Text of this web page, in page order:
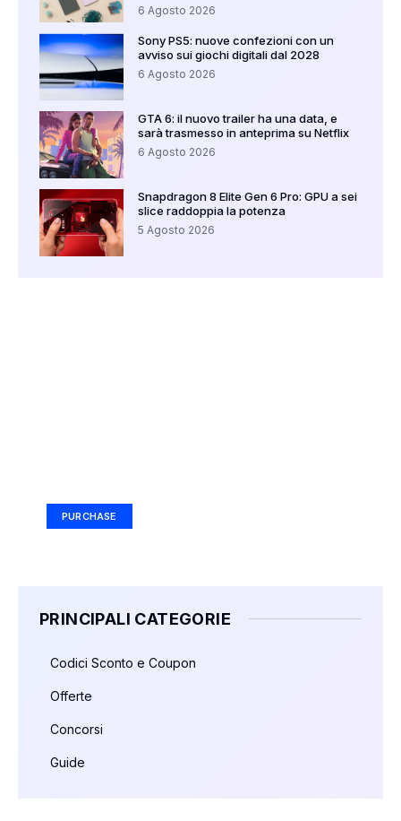
6 Agosto 2026
Sony PS5: nuove confezioni con un
avviso sui giochi digitali dal 2028
6 Agosto 2026
GTA 6: il nuovo trailer ha una data, e
sarà trasmesso in anteprima su Netflix
6 Agosto 2026
Snapdragon 8 Elite Gen 6 Pro: GPU a sei
slice raddoppia la potenza
5 Agosto 2026
PURCHASE
PRINCIPALI CATEGORIE
Codici Sconto e Coupon
Offerte
Concorsi
Guide